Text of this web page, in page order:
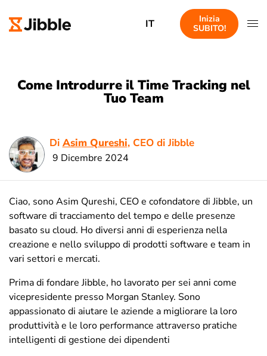
IT
Inizia
SUBITO!
Come Introdurre il Time Tracking nel
Tuo Team
Di Asim Qureshi, CEO di Jibble
9 Dicembre 2024
Ciao, sono Asim Qureshi, CEO e cofondatore di Jibble, un
software di tracciamento del tempo e delle presenze
basato su cloud. Ho diversi anni di esperienza nella
creazione e nello sviluppo di prodotti software e team in
vari settori e mercati.
Prima di fondare Jibble, ho lavorato per sei anni come
vicepresidente presso Morgan Stanley. Sono
appassionato di aiutare le aziende a migliorare la loro
produttività e le loro performance attraverso pratiche
intelligenti di gestione dei dipendenti